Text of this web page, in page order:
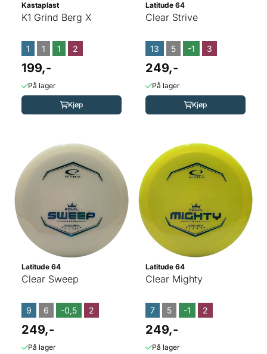
Kastaplast
K1 Grind Berg X
1 1 1 2
199,-
På lager
Kjøp
Latitude 64
Clear Strive
13 5 -1 3
249,-
På lager
Kjøp
Latitude 64
Clear Sweep
9 6 -0,5 2
249,-
På lager
Latitude 64
Clear Mighty
7 5 -1 2
249,-
På lager